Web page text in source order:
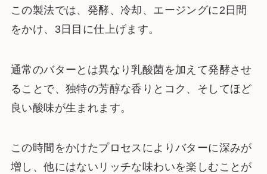
この製法では、発酵、冷却、エージングに2日間
をかけ、3日目に仕上げます。
通常のバターとは異なり乳酸菌を加えて発酵させ
ることで、独特の芳醇な香りとコク、そしてほど
良い酸味が生まれます。
この時間をかけたプロセスによりバターに深みが
増し、他にはないリッチな味わいを楽しむことが